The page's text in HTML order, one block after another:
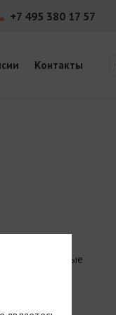
+7 495 380 17 57
Контакты
завершенные